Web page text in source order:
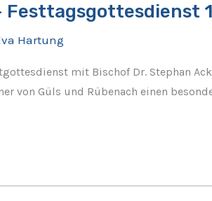
Festtagsgottesdienst
Hartung
mit Bischof Dr. Stephan
von Güls und Rübenach einen